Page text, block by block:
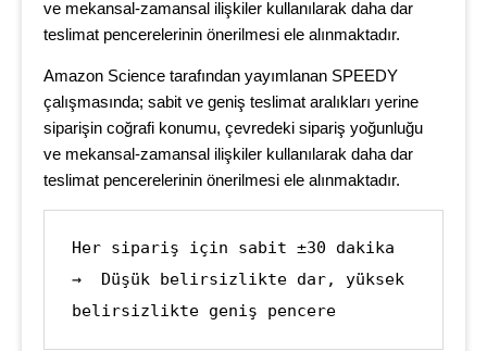
ve mekansal-zamansal ilişkiler kullanılarak daha dar
teslimat pencerelerinin önerilmesi ele alınmaktadır.
Amazon Science tarafından yayımlanan SPEEDY
çalışmasında; sabit ve geniş teslimat aralıkları yerine
siparişin coğrafi konumu, çevredeki sipariş yoğunluğu
ve mekansal-zamansal ilişkiler kullanılarak daha dar
teslimat pencerelerinin önerilmesi ele alınmaktadır.
Her sipariş için sabit ±30 dakika
→  Düşük belirsizlikte dar, yüksek
belirsizlikte geniş pencere